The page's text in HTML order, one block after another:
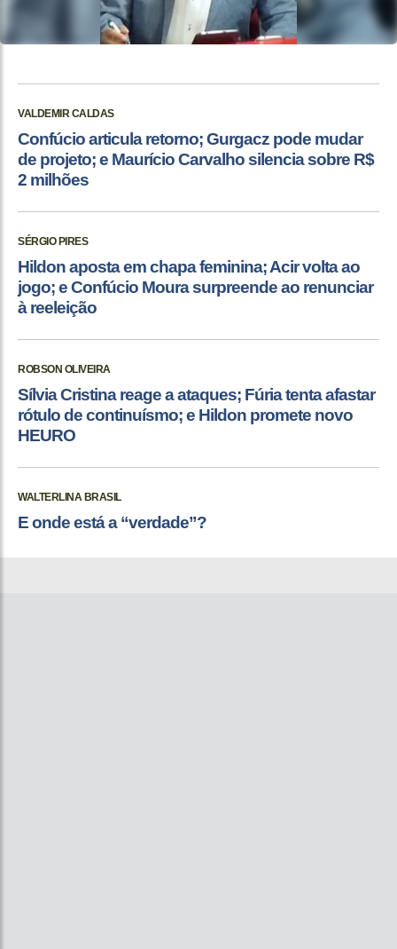
VALDEMIR CALDAS
Confúcio articula retorno; Gurgacz pode mudar
de projeto; e Maurício Carvalho silencia sobre R$
2 milhões
SÉRGIO PIRES
Hildon aposta em chapa feminina; Acir volta ao
jogo; e Confúcio Moura surpreende ao renunciar
à reeleição
ROBSON OLIVEIRA
Sílvia Cristina reage a ataques; Fúria tenta afastar
rótulo de continuísmo; e Hildon promete novo
HEURO
WALTERLINA BRASIL
E onde está a “verdade”?